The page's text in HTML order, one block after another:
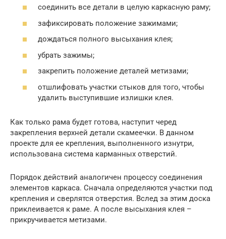
соединить все детали в целую каркасную раму;
зафиксировать положение зажимами;
дождаться полного высыхания клея;
убрать зажимы;
закрепить положение деталей метизами;
отшлифовать участки стыков для того, чтобы
удалить выступившие излишки клея.
Как только рама будет готова, наступит черед
закрепления верхней детали скамеечки. В данном
проекте для ее крепления, выполненного изнутри,
использована система карманных отверстий.
Порядок действий аналогичен процессу соединения
элементов каркаса. Сначала определяются участки под
крепления и сверлятся отверстия. Вслед за этим доска
приклеивается к раме. А после высыхания клея –
прикручивается метизами.